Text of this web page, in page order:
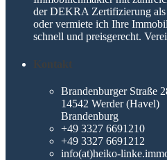
der DEKRA Zertifizierung
oder vermiete ich Ihre
schnell und preisgerecht.
Kontakt
Brandenburger Straße
14542 Werder (Havel)
Brandenburg
+49 3327 6691210
+49 3327 6691212
info(at)heiko-